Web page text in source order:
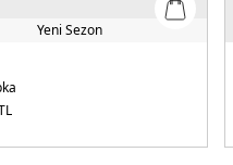
Yeni Sezon